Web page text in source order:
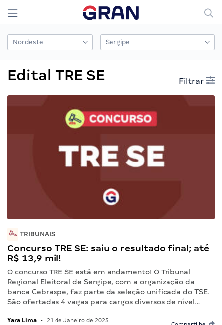
Edital TRE SE Filtrar
TRIBUNAIS
Concurso TRE SE: saiu o resultado final; até
R$ 13,9 mil!
O concurso TRE SE está em andamento! O Tribunal
Regional Eleitoral de Sergipe, com a organização da
banca Cebraspe, faz parte da seleção unificada do TSE.
São ofertadas 4 vagas para cargos diversos de nível…
Yara Lima • 21 de Janeiro de 2025